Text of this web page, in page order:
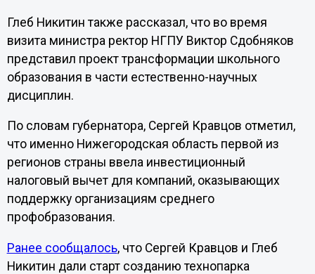
Глеб Никитин также рассказал, что во время
визита министра ректор НГПУ Виктор Сдобняков
представил проект трансформации школьного
образования в части естественно-научных
дисциплин.
По словам губернатора, Сергей Кравцов отметил,
что именно Нижегородская область первой из
регионов страны ввела инвестиционный
налоговый вычет для компаний, оказывающих
поддержку организациям среднего
профобразования.
Ранее сообщалось, что Сергей Кравцов и Глеб
Никитин дали старт созданию технопарка